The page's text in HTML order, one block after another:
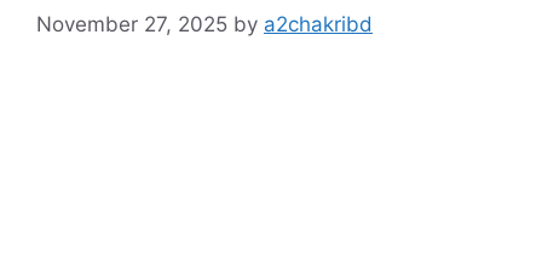
November 27, 2025 by a2chakribd